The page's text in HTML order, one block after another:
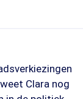
Clara nog